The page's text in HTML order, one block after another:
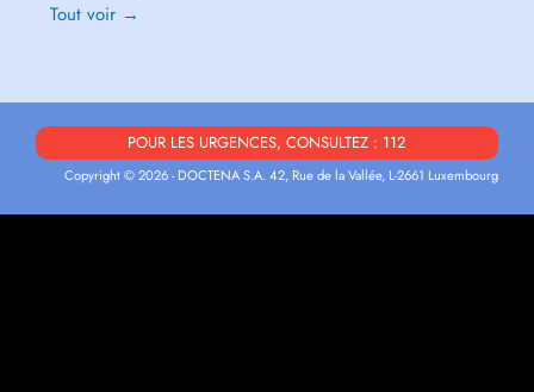
Tout voir →
POUR LES URGENCES, CONSULTEZ : 112
Copyright © 2026 - DOCTENA S.A. 42, Rue de la Vallée, L-2661 Luxembourg